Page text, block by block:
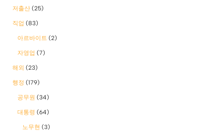
저출산 (25)
직업 (83)
아르바이트 (2)
자영업 (7)
해외 (23)
행정 (179)
공무원 (34)
대통령 (64)
노무현 (3)